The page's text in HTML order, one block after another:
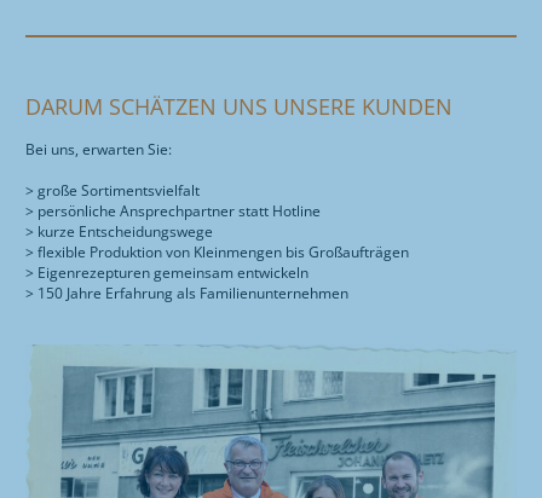
DARUM SCHÄTZEN UNS UNSERE KUNDEN
Bei uns, erwarten Sie:
> große Sortimentsvielfalt
> persönliche Ansprechpartner statt Hotline
> kurze Entscheidungswege
> flexible Produktion von Kleinmengen bis Großaufträgen
> Eigenrezepturen gemeinsam entwickeln
> 150 Jahre Erfahrung als Familienunternehmen